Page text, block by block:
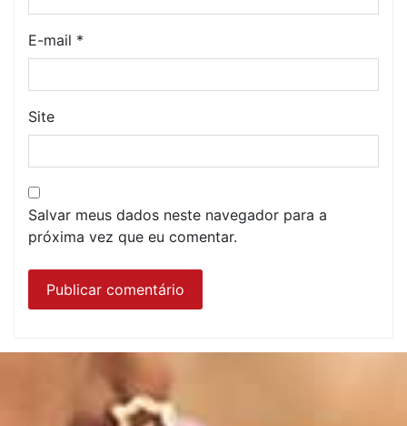
E-mail *
Site
Salvar meus dados neste navegador para a
próxima vez que eu comentar.